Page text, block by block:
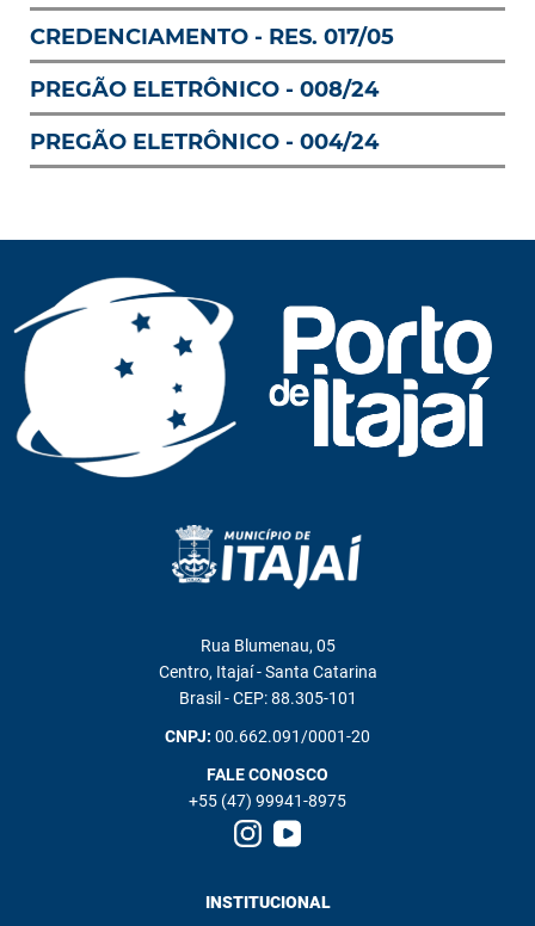
CREDENCIAMENTO - RES. 017/05
PREGÃO ELETRÔNICO - 008/24
PREGÃO ELETRÔNICO - 004/24
Rua Blumenau, 05
Centro, Itajaí - Santa Catarina
Brasil - CEP: 88.305-101
CNPJ: 00.662.091/0001-20
FALE CONOSCO
+55 (47) 99941-8975
INSTITUCIONAL